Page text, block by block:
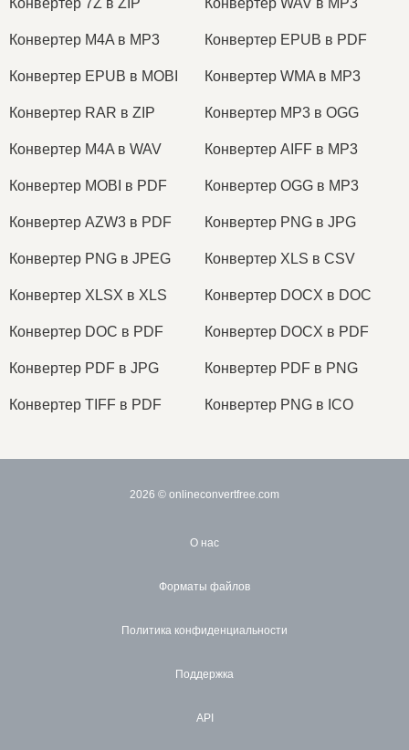
Конвертер M4A в MP3 Конвертер EPUB в PDF
Конвертер EPUB в MOBI Конвертер WMA в MP3
Конвертер RAR в ZIP Конвертер MP3 в OGG
Конвертер M4A в WAV Конвертер AIFF в MP3
Конвертер MOBI в PDF Конвертер OGG в MP3
Конвертер AZW3 в PDF Конвертер PNG в JPG
Конвертер PNG в JPEG Конвертер XLS в CSV
Конвертер XLSX в XLS Конвертер DOCX в DOC
Конвертер DOC в PDF Конвертер DOCX в PDF
Конвертер PDF в JPG Конвертер PDF в PNG
Конвертер TIFF в PDF Конвертер PNG в ICO
2026 © onlineconvertfree.com
О нас
Форматы файлов
Политика конфиденциальности
Поддержка
API